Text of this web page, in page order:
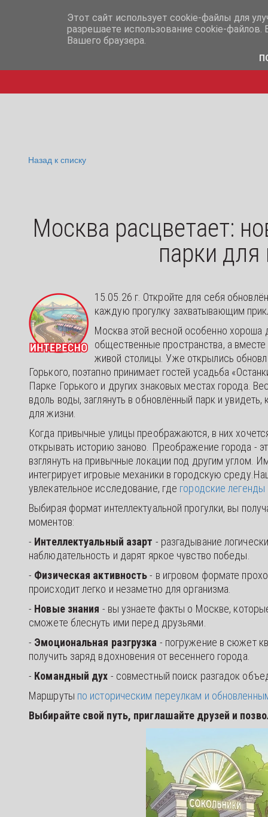
info@iq365.ru +7-
Назад к списку
Москва расцветает:
парки для
15.05.26 г. Откройте для себя
каждую прогулку захватывающим
Москва этой весной особенно хороша
общественные пространства, а
живой столицы. Уже открылись
Горького, поэтапно принимает гостей усадьба
Парке Горького и других знаковых местах города.
вдоль воды, заглянуть в обновлённый парк и
для жизни.
Когда привычные улицы преображаются, в них
открывать историю заново. Преображение города -
взглянуть на привычные локации под другим углом.
интегрирует игровые механики в городскую
увлекательное исследование, где городские легенды
Выбирая формат интеллектуальной прогулки, вы
моментов:
- Интеллектуальный азарт - разгадывание
наблюдательность и дарят яркое чувство победы.
- Физическая активность- в игровом формате
происходит легко и незаметно для организма.
- Новые знания - вы узнаете факты о Москве,
сможете блеснуть ими перед друзьями.
- Эмоциональная разгрузка - погружение в сюжет
получить заряд вдохновения от весеннего города.
- Командный дух - совместный поиск разгадок
Маршруты по историческим переулкам и
Выбирайте свой путь, приглашайте друзей и
Этот сайт использует cookie-файлы для
разрешаете использование cookie-
Вашего браузера.